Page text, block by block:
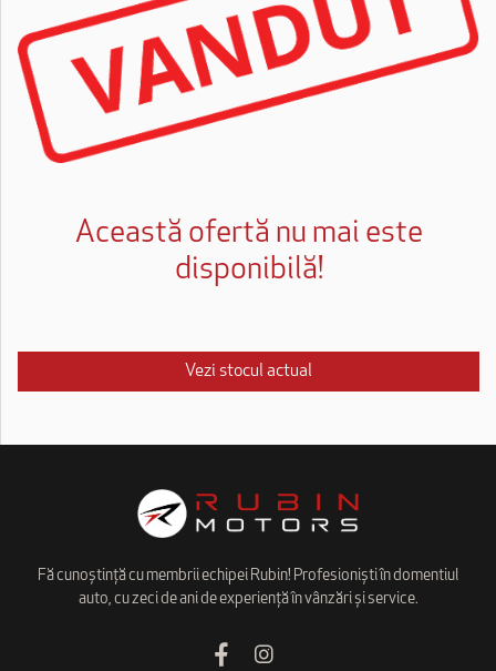
Această ofertă nu mai este
disponibilă!
Vezi stocul actual
Fă cunoștință cu membrii echipei Rubin! Profesioniști în domentiul
auto, cu zeci de ani de experiență în vânzări și service.